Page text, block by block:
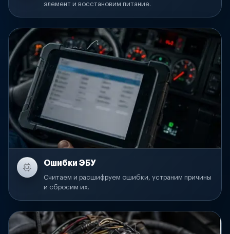
элемент и восстановим питание.
Ошибки ЭБУ
Считаем и расшифруем ошибки, устраним причины
и сбросим их.